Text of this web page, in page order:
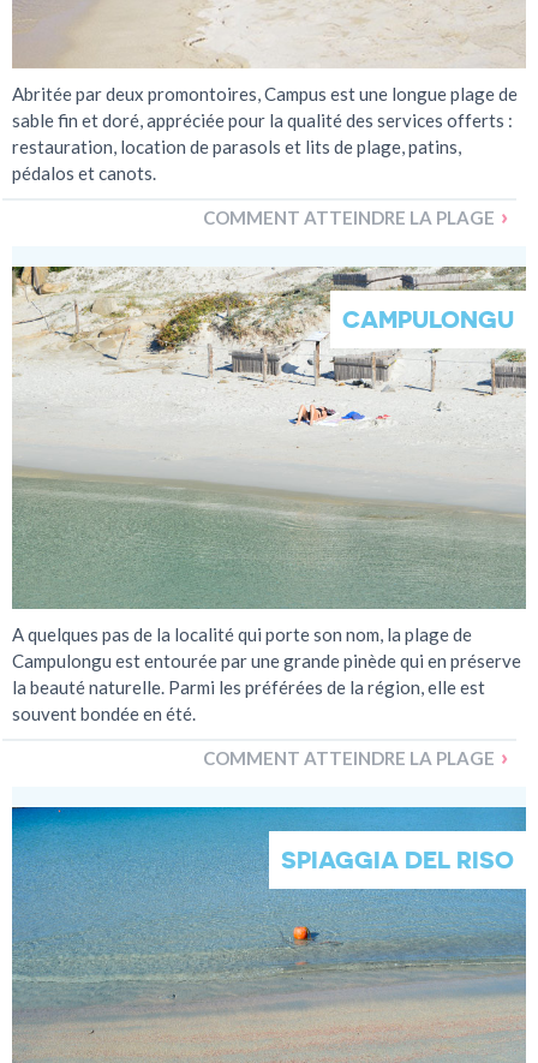
Abritée par deux promontoires, Campus est une longue plage de
sable fin et doré, appréciée pour la qualité des services offerts :
restauration, location de parasols et lits de plage, patins,
pédalos et canots.
COMMENT ATTEINDRE LA PLAGE
CAMPULONGU
A quelques pas de la localité qui porte son nom, la plage de
Campulongu est entourée par une grande pinède qui en préserve
la beauté naturelle. Parmi les préférées de la région, elle est
souvent bondée en été.
COMMENT ATTEINDRE LA PLAGE
SPIAGGIA DEL RISO